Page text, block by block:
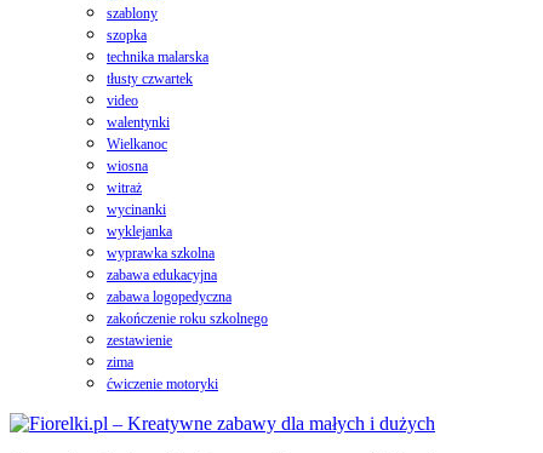
szablony
szopka
technika malarska
tłusty czwartek
video
walentynki
Wielkanoc
wiosna
witraż
wycinanki
wyklejanka
wyprawka szkolna
zabawa edukacyjna
zabawa logopedyczna
zakończenie roku szkolnego
zestawienie
zima
ćwiczenie motoryki